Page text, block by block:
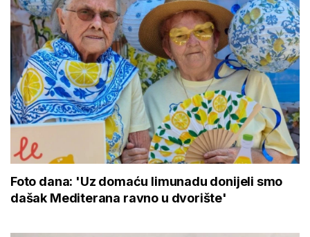
Foto dana: 'Uz domaću limunadu donijeli smo
dašak Mediterana ravno u dvorište'